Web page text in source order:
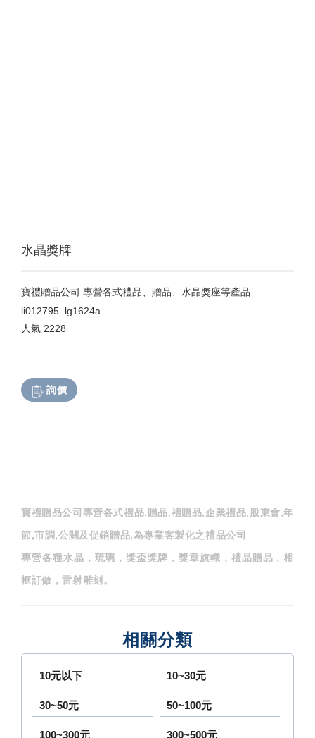
水晶獎牌
寶禮贈品公司 專營各式禮品、贈品、水晶獎座等產品
li012795_lg1624a
人氣 2228
詢價
寶禮贈品公司專營各式禮品,贈品,禮贈品,企業禮品,股東會,年
節,市調,公關及促銷贈品,為專業客製化之禮品公司
專營各種水晶，琉璃，獎盃獎牌，獎章旗幟，禮品贈品，相
框訂做，雷射雕刻。
相關分類
10元以下 10~30元
30~50元 50~100元
100~300元 300~500元